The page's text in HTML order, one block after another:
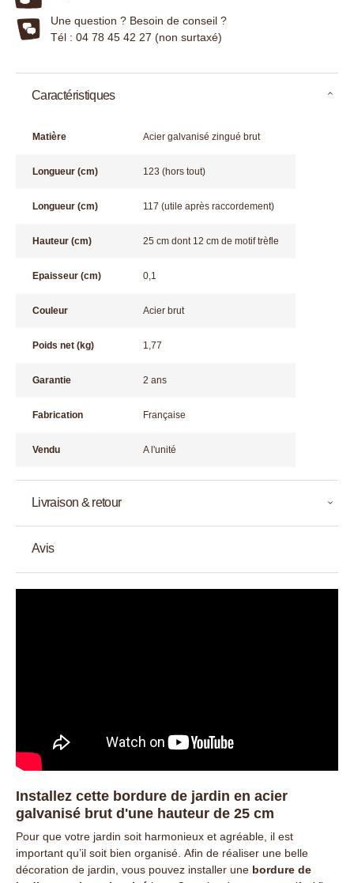
Une question ? Besoin de conseil ?
Tél : 04 78 45 42 27 (non surtaxé)
Installez cette bordure de jardin en acier
galvanisé brut d'une hauteur de 25 cm
Pour que votre jardin soit harmonieux et agréable, il est
important qu’il soit bien organisé. Afin de réaliser une belle
décoration de jardin, vous pouvez installer une bordure de
Caractéristiques
Matière Acier galvanisé zingué brut
Longueur (cm) 123 (hors tout)
Longueur (cm) 117 (utile après raccordement)
Hauteur (cm) 25 cm dont 12 cm de motif trèfle
Epaisseur (cm) 0,1
Couleur Acier brut
Poids net (kg) 1,77
Garantie 2 ans
Fabrication Française
Vendu A l'unité
Livraison & retour
Avis